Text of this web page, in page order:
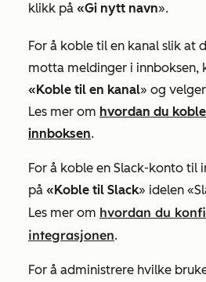
klikk på «Gi nytt navn».
For å koble til en kanal slik at
motta meldinger i innboksen,
«Koble til en kanal» og
Les mer om hvordan du
innboksen.
For å koble en Slack-konto til
på «Koble til Slack» idelen
Les mer om hvordan du
integrasjonen.
For å administrere hvilke